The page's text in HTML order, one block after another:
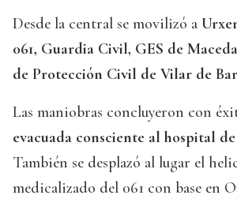
Desde la central se movilizó a
061, Guardia Civil, GES de
de Protección Civil de Vilar de
Las maniobras concluyeron con
evacuada consciente al hospital
También se desplazó al lugar el
medicalizado del 061 con base en